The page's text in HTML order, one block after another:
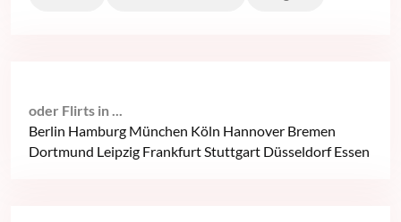
oder Flirts in ...
Berlin Hamburg München Köln Hannover Bremen
Dortmund Leipzig Frankfurt Stuttgart Düsseldorf Essen